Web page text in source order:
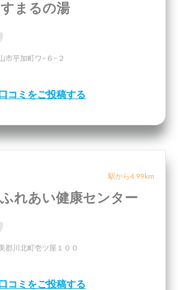
まるの湯
市平加町ワ−６−２
口コミをご投稿する
駅から4.99km
れあい健康センター
郡川北町壱ツ屋１００
口コミをご投稿する